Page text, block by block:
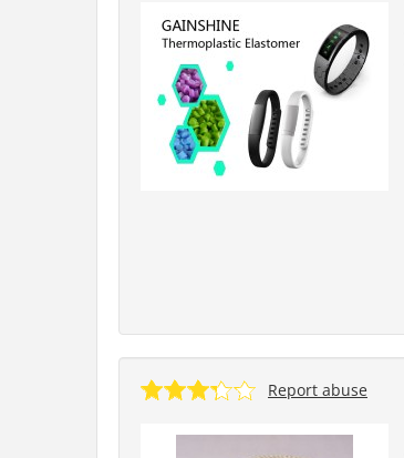
Report abuse